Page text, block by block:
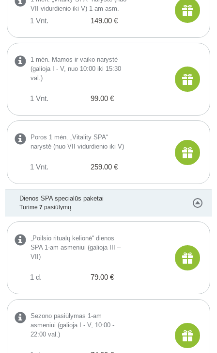
VII vidurdienio iki V) 1-am asm.
1 Vnt. 149.00 €
1 mėn. Mamos ir vaiko narystė
(galioja I - V, nuo 10:00 iki 15:30
val.)
1 Vnt. 99.00 €
Poros 1 mėn. „Vitality SPA“
narystė (nuo VII vidurdienio iki V)
1 Vnt. 259.00 €
Dienos SPA specialūs paketai
Turime 7pasiūlymų
„Poilsio ritualų kelionė“ dienos
SPA 1-am asmeniui (galioja III –
VII)
1 d. 79.00 €
Sezono pasiūlymas 1-am
asmeniui (galioja I - V, 10:00 -
22:00 val.)